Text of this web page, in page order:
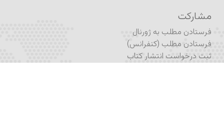
مشارکت
فرستادن مطلب به ژورنال
فرستادن مطلب (کنفرانس)
ثبت درخواست انتشار کتاب